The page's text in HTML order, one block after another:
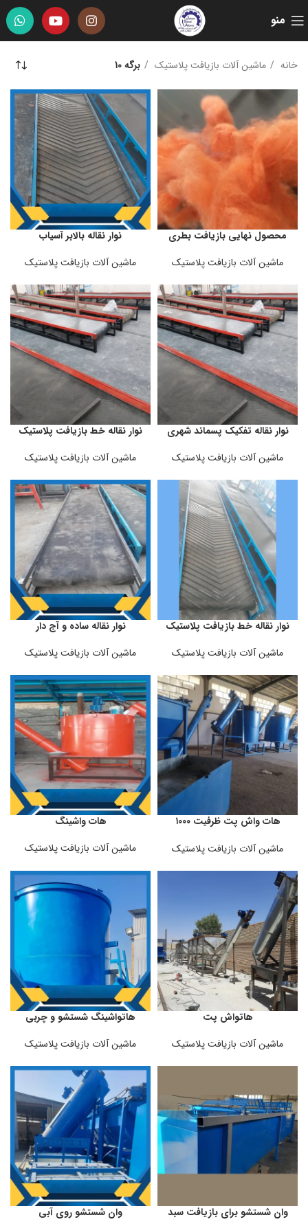
منو
خانه ماشین آلات بازیافت پلاستیک برگه 10
محصول نهایی بازیافت بطری
ماشین آلات بازیافت پلاستیک
نوار نقاله بالابر آسیاب
ماشین آلات بازیافت پلاستیک
نوار نقاله تفکیک پسماند شهری
ماشین آلات بازیافت پلاستیک
نوار نقاله خط بازیافت پلاستیک
ماشین آلات بازیافت پلاستیک
نوار نقاله خط بازیافت پلاستیک
ماشین آلات بازیافت پلاستیک
نوار نقاله ساده و آج دار
ماشین آلات بازیافت پلاستیک
هات واش پت ظرفیت ۱۰۰۰
ماشین آلات بازیافت پلاستیک
هات واشینگ
ماشین آلات بازیافت پلاستیک
هاتواش پت
ماشین آلات بازیافت پلاستیک
هاتواشینگ شستشو و چربی
ماشین آلات بازیافت پلاستیک
وان شستشو برای بازیافت سبد
وان شستشو روی آبی